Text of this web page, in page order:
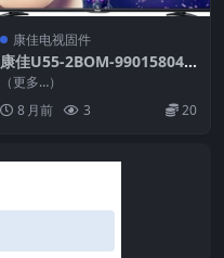
康佳电视固件
康佳U55-2BOM-99015804-
V1.0.01-72000212YT_U盘刷
机固件
（更多…）
8 月前
3 20